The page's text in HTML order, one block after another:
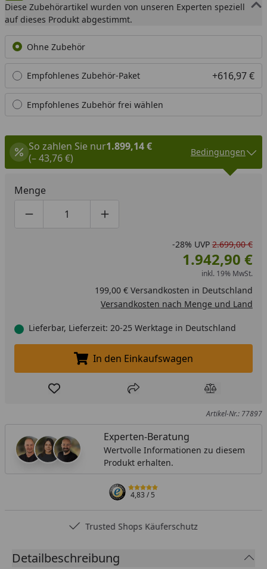
Diese Zubehörartikel wurden von unseren Experten speziell
auf dieses Produkt abgestimmt.
Ohne Zubehör
Empfohlenes Zubehör-Paket +616,97 €
Empfohlenes Zubehör frei wählen
So zahlen Sie nur1.899,14 €
(– 43,76 €)
Bedingungen
Menge
Produktmenge um eins verringern
Produktmenge manuell eingeben
Produktmenge um eins erhöhen
-28% UVP 2.699,00 €
1.942,90 €
inkl. 19% MwSt.
199,00 € Versandkosten in Deutschland
Versandkosten nach Menge und Land
Lieferbar, Lieferzeit: 20-25 Werktage in Deutschland
In den Einkaufswagen legen
In den Einkaufswagen
Produkt zur Wunschliste hinzufügen
Teilen Produkt
Artikel-Nr.: 77897
Experten-Beratung
Wertvolle Informationen zu diesem
Produkt erhalten.
4,83/ 5
Trusted Shops Käuferschutz
Detailbeschreibung